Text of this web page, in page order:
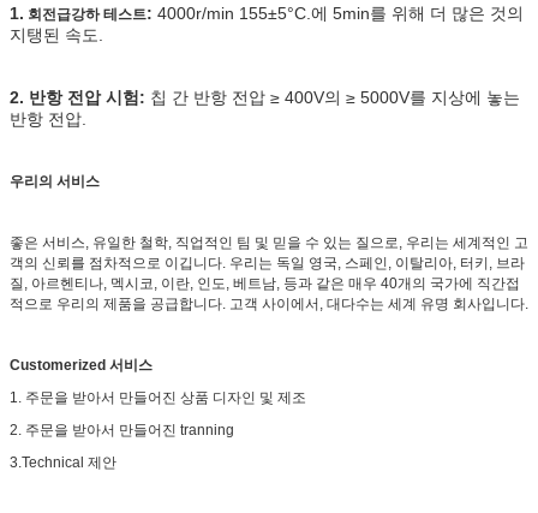
1. 회전급강하 테스트: 4000r/min 155±5°C.에 5min를 위해 더 많은 것의
지탱된 속도.
2. 반항 전압 시험: 칩 간 반항 전압 ≥ 400V의 ≥ 5000V를 지상에 놓는
반항 전압.
우리의 서비스
좋은 서비스, 유일한 철학, 직업적인 팀 및 믿을 수 있는 질으로, 우리는 세계적인 고
객의 신뢰를 점차적으로 이깁니다. 우리는 독일 영국, 스페인, 이탈리아, 터키, 브라
질, 아르헨티나, 멕시코, 이란, 인도, 베트남, 등과 같은 매우 40개의 국가에 직간접
적으로 우리의 제품을 공급합니다. 고객 사이에서, 대다수는 세계 유명 회사입니다.
Customerized 서비스
1. 주문을 받아서 만들어진 상품 디자인 및 제조
2. 주문을 받아서 만들어진 tranning
3.Technical 제안